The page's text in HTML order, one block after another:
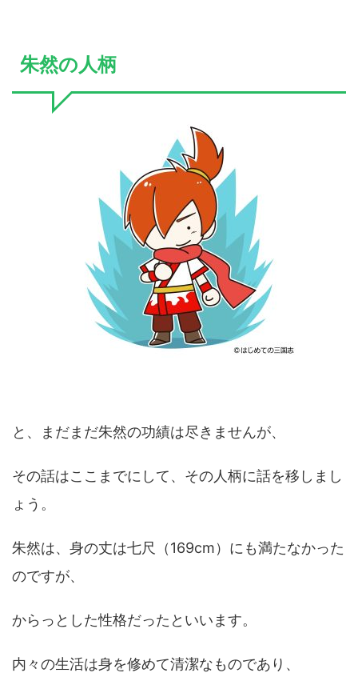
朱然の人柄
と、まだまだ朱然の功績は尽きませんが、
その話はここまでにして、その人柄に話を移しまし
ょう。
朱然は、身の丈は七尺（169cm）にも満たなかった
のですが、
からっとした性格だったといいます。
内々の生活は身を修めて清潔なものであり、